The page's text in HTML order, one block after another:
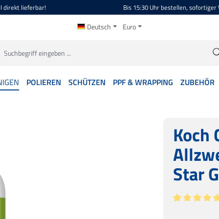
direkt lieferbar! Bis 15:30 Uhr bestellen, sofortiger
Deutsch Euro
POLIEREN SCHÜTZEN PPF & WRAPPING ZUBEHÖR
Koch
Star